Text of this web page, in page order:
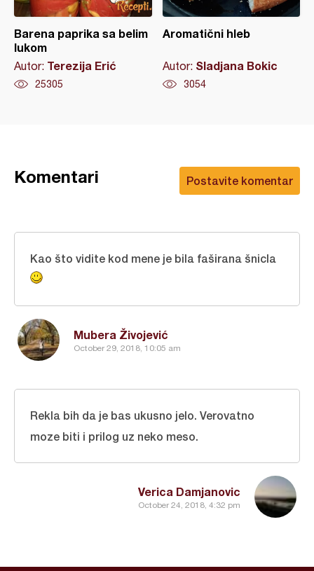
Barena paprika sa belim
lukom
Autor: Terezija Erić
25305
Aromatični hleb
Autor: Sladjana Bokic
3054
Postavite komentar
Komentari
Mubera Živojević
October 29, 2018, 10:05 am
Kao što vidite kod mene je bila faširana šnicla
Verica Damjanovic
October 24, 2018, 4:32 pm
Rekla bih da je bas ukusno jelo. Verovatno
moze biti i prilog uz neko meso.